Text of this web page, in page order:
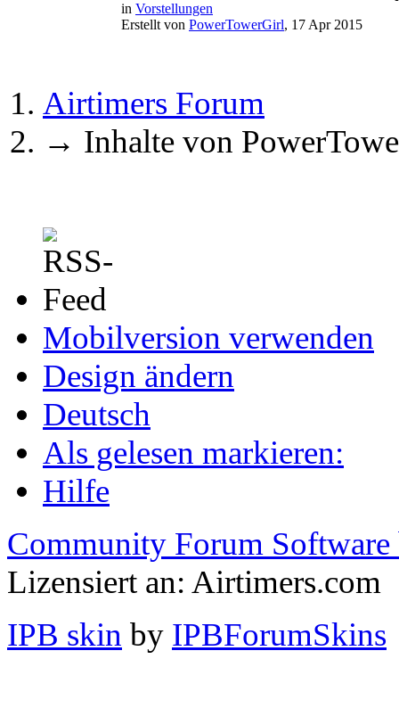
in Vorstellungen
Erstellt von PowerTowerGirl, 17 Apr 2015
Airtimers Forum
→ Inhalte von
Mobilversion verwenden
Design ändern
Deutsch
Als gelesen markieren:
Hilfe
Community Forum Software
Lizensiert an: Airtimers.com
IPB skin by IPBForumSkins